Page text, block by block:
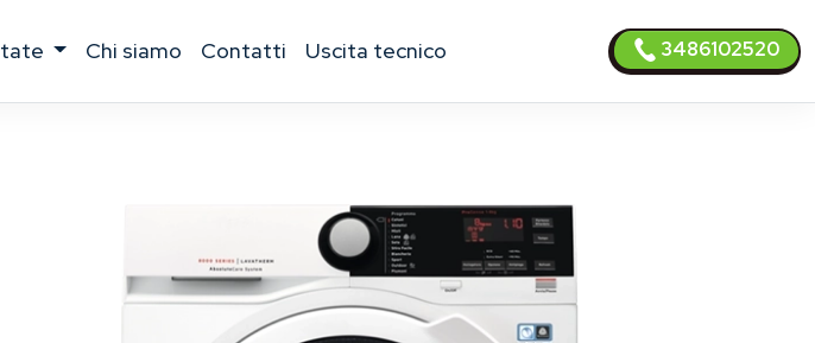
chi siamo contatti uscita tecnico 3486102520